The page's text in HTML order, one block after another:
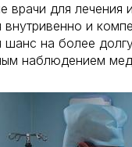
врачи для лечения
внутривенно и
шанс на более
наблюдением